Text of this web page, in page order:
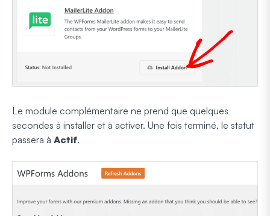
Le module complémentaire ne prend que quelques
secondes à installer et à activer. Une fois terminé, le statut
passera à Actif.